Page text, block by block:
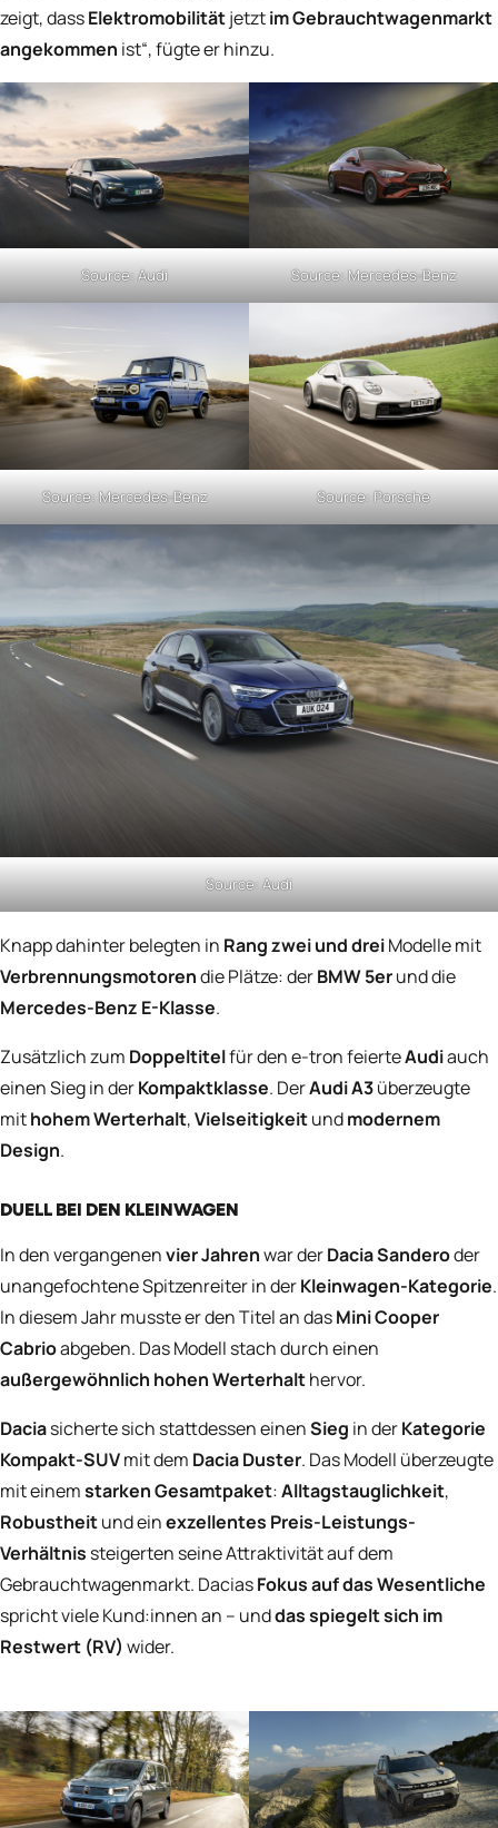
zeigt, dassElektromobilitätjetztim Gebrauchtwagenmarkt
angekommen ist“, fügte er hinzu.
Source: Audi Source: Mercedes-Benz
Source: Mercedes-Benz Source: Porsche
Source: Audi
Knapp dahinter belegten in Rang zwei und dreiModelle mit
Verbrennungsmotorendie Plätze: derBMW 5erund die
Mercedes-Benz E-Klasse.
Zusätzlich zum Doppeltitelfür den e-tron feierteAudiauch
einen Sieg in derKompaktklasse. DerAudi A3überzeugte
mithohem Werterhalt,Vielseitigkeitundmodernem
Design.
DUELL BEI DEN KLEINWAGEN
In den vergangenenvier Jahrenwar derDacia Sanderoder
unangefochtene Spitzenreiter in derKleinwagen-Kategorie.
In diesem Jahr musste er den Titel an dasMini Cooper
Cabrioabgeben. Das Modell stach durch einen
außergewöhnlich hohen Werterhalthervor.
Daciasicherte sich stattdessen einenSieg in derKategorie
Kompakt-SUVmit dem Dacia Duster. Das Modell überzeugte
mit einemstarken Gesamtpaket:Alltagstauglichkeit,
Robustheitund einexzellentes Preis-Leistungs-
Verhältnis steigerten seine Attraktivität auf dem
Gebrauchtwagenmarkt. DaciasFokus auf das Wesentliche
spricht viele Kund:innen an – unddas spiegelt sich im
Restwert (RV) wider.